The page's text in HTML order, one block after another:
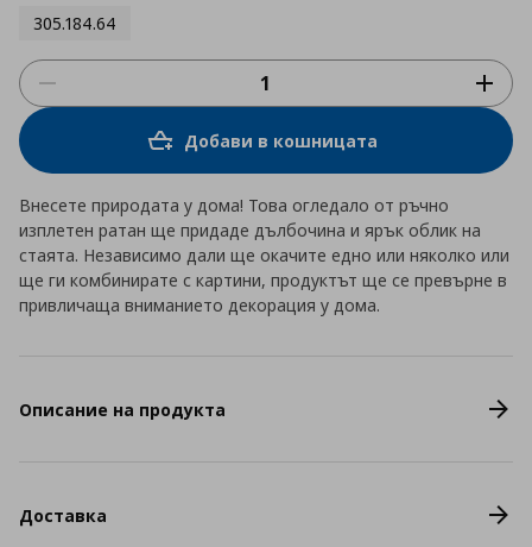
305.184.64
Добави в кошницата
Внесете природата у дома! Това огледало от ръчно
изплетен ратан ще придаде дълбочина и ярък облик на
стаята. Независимо дали ще окачите едно или няколко или
ще ги комбинирате с картини, продуктът ще се превърне в
привличаща вниманието декорация у дома.
Описание на продукта
Доставка